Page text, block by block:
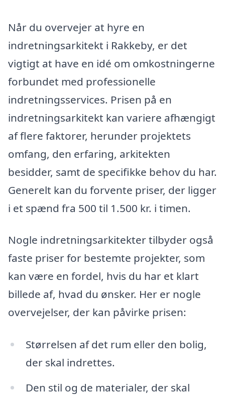
Når du overvejer at hyre en
indretningsarkitekt i Rakkeby, er det
vigtigt at have en idé om omkostningerne
forbundet med professionelle
indretningsservices. Prisen på en
indretningsarkitekt kan variere afhængigt
af flere faktorer, herunder projektets
omfang, den erfaring, arkitekten
besidder, samt de specifikke behov du har.
Generelt kan du forvente priser, der ligger
i et spænd fra 500 til 1.500 kr. i timen.
Nogle indretningsarkitekter tilbyder også
faste priser for bestemte projekter, som
kan være en fordel, hvis du har et klart
billede af, hvad du ønsker. Her er nogle
overvejelser, der kan påvirke prisen:
Størrelsen af det rum eller den bolig,
der skal indrettes.
Den stil og de materialer, der skal